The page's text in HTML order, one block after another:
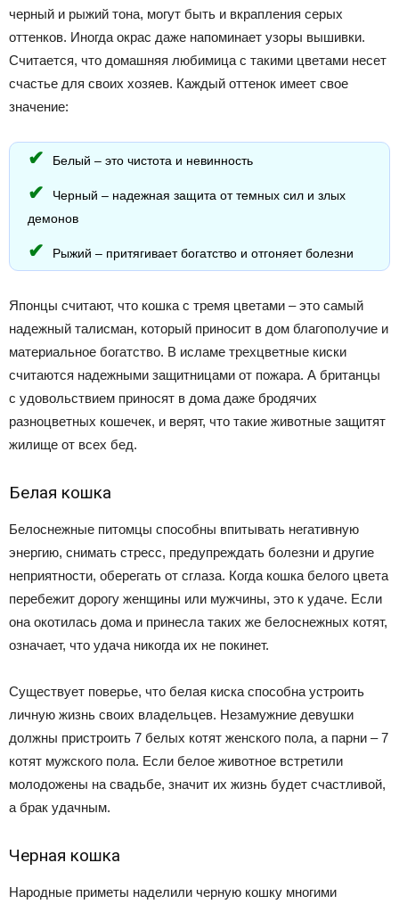
черный и рыжий тона, могут быть и вкрапления серых
оттенков. Иногда окрас даже напоминает узоры вышивки.
Считается, что домашняя любимица с такими цветами несет
счастье для своих хозяев. Каждый оттенок имеет свое
значение:
Белый – это чистота и невинность
Черный – надежная защита от темных сил и злых
демонов
Рыжий – притягивает богатство и отгоняет болезни
Японцы считают, что кошка с тремя цветами – это самый
надежный талисман, который приносит в дом благополучие и
материальное богатство. В исламе трехцветные киски
считаются надежными защитницами от пожара. А британцы
с удовольствием приносят в дома даже бродячих
разноцветных кошечек, и верят, что такие животные защитят
жилище от всех бед.
Белая кошка
Белоснежные питомцы способны впитывать негативную
энергию, снимать стресс, предупреждать болезни и другие
неприятности, оберегать от сглаза. Когда кошка белого цвета
перебежит дорогу женщины или мужчины, это к удаче. Если
она окотилась дома и принесла таких же белоснежных котят,
означает, что удача никогда их не покинет.
Существует поверье, что белая киска способна устроить
личную жизнь своих владельцев. Незамужние девушки
должны пристроить 7 белых котят женского пола, а парни – 7
котят мужского пола. Если белое животное встретили
молодожены на свадьбе, значит их жизнь будет счастливой,
а брак удачным.
Черная кошка
Народные приметы наделили черную кошку многими